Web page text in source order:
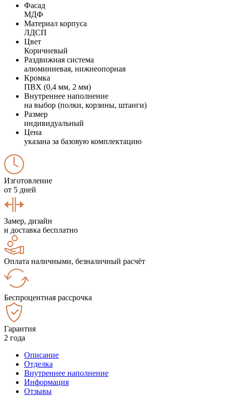
Фасад
МДФ
Материал корпуса
ЛДСП
Цвет
Коричневый
Раздвижная система
алюминиевая, нижнеопорная
Кромка
ПВХ (0,4 мм, 2 мм)
Внутреннее наполнение
на выбор (полки, корзины, штанги)
Размер
индивидуальный
Цена
указана за базовую комплектацию
Изготовление
от 5 дней
Замер, дизайн
и доставка бесплатно
Оплата наличными, безналичный расчёт
Беспроцентная рассрочка
Гарантия
2 года
Описание
Отделка
Внутреннее наполнение
Информация
Отзывы